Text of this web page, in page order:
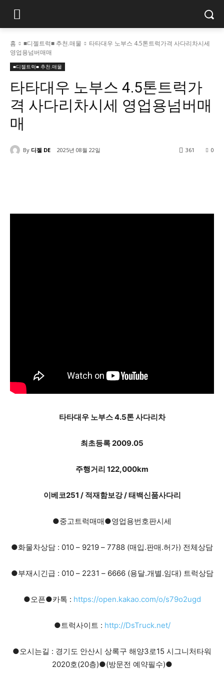
홈 ■디젤트럭■ 추천.매물
타타대우 노부스 4.5톤트럭가격 사다리차시세
영업용넘버매매
■디젤트럭■ 추천.매물
타타대우 노부스 4.5톤트럭가
격 사다리차시세 영업용넘버매
매
By 디젤 DE 2025년 08월 22일 0
361
타타대우 노부스 4.5톤 사다리차
최초등록 2009.05
주행거리 122,000km
이베코251 / 적재함보강 / 태백신품사다리
●중고트럭매매●영업용번호판시세
●화물차상담 : 010 – 9219 – 7788 (매입.판매.허가) 전체상담
●부재시긴급 : 010 – 2231 – 6666 (용달.개별.임대) 트럭상담
●오픈●카톡 : https://open.kakao.com/o/s79o2ugd
●트럭사이트 : http://DsTruck.net/
●오시는길 : 경기도 안산시 상록구 해양3로15 시그니처타워
2020호(20층)●(방문전 예약필수)●